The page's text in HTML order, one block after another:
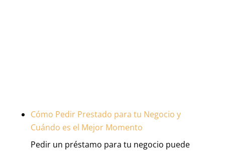
Cómo Pedir Prestado para tu Negocio y
Cuándo es el Mejor Momento
Pedir un préstamo para tu negocio puede